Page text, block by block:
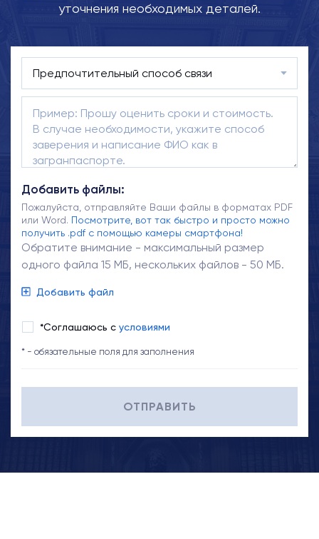
уточнения необходимых деталей.
Добавить файлы:
Пожалуйста, отправляйте Ваши файлы в форматах PDF
или Word. Посмотрите, вот так быстро и просто можно
получить .pdf с помощью камеры смартфона!
Обратите внимание - максимальный размер
одного файла 15 МБ, нескольких файлов - 50 МБ.
Добавить файл
*Соглашаюсь с условиями
* - обязательные поля для заполнения
ОТПРАВИТЬ